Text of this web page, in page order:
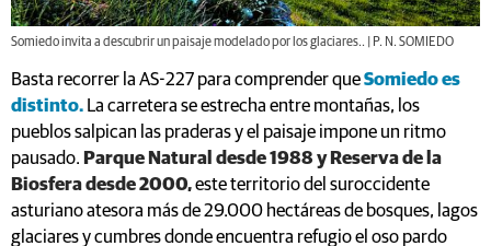
Somiedo invita a descubrir un paisaje modelado por los glaciares.. | P. N. SOMIEDO
Basta recorrer la AS-227 para comprender queSomiedo es
distinto. La carretera se estrecha entre montañas, los
pueblos salpican las praderas y el paisaje impone un ritmo
pausado. Parque Natural desde 1988 y Reserva de la
Biosfera desde 2000,este territorio del suroccidente
asturiano atesora más de 29.000 hectáreas de bosques, lagos
glaciares y cumbres donde encuentra refugio el oso pardo